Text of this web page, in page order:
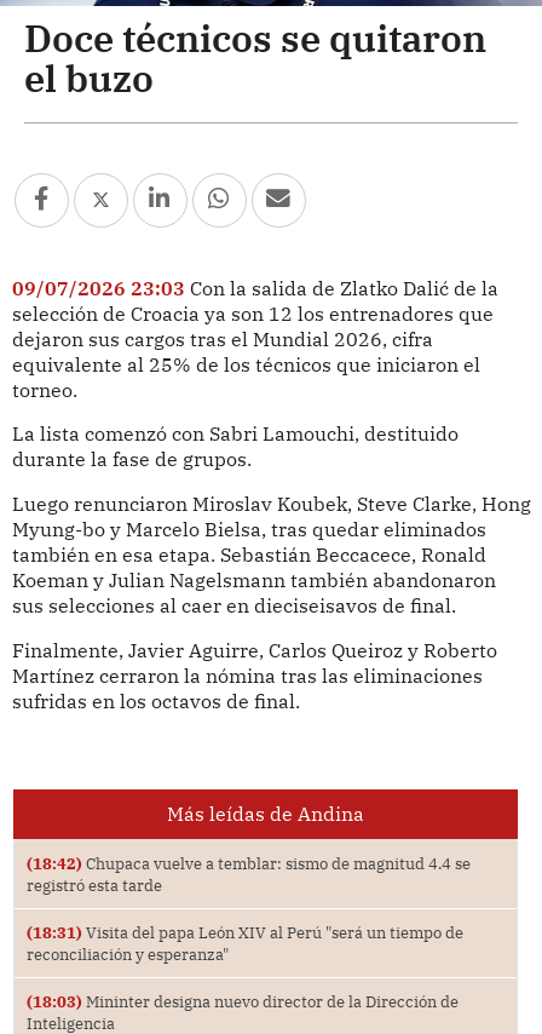
Doce técnicos se quitaron
el buzo
09/07/2026 23:03 Con la salida de Zlatko Dalić de la
selección de Croacia ya son 12 los entrenadores que
dejaron sus cargos tras el Mundial 2026, cifra
equivalente al 25% de los técnicos que iniciaron el
torneo.
La lista comenzó con Sabri Lamouchi, destituido
durante la fase de grupos.
Luego renunciaron Miroslav Koubek, Steve Clarke, Hong
Myung-bo y Marcelo Bielsa, tras quedar eliminados
también en esa etapa. Sebastián Beccacece, Ronald
Koeman y Julian Nagelsmann también abandonaron
sus selecciones al caer en dieciseisavos de final.
Finalmente, Javier Aguirre, Carlos Queiroz y Roberto
Martínez cerraron la nómina tras las eliminaciones
sufridas en los octavos de final.
Más leídas de Andina
(18:42) Chupaca vuelve a temblar: sismo de magnitud 4.4 se
registró esta tarde
(18:31) Visita del papa León XIV al Perú "será un tiempo de
reconciliación y esperanza"
(18:03) Mininter designa nuevo director de la Dirección de
Inteligencia